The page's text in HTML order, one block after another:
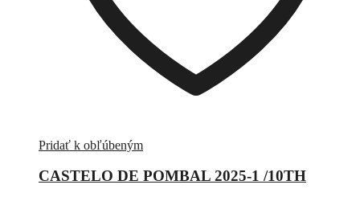
Pridať k obľúbeným
CASTELO DE POMBAL 2025-1 /10TH